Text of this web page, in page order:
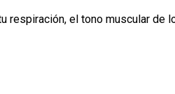
respiración, el tono muscular de